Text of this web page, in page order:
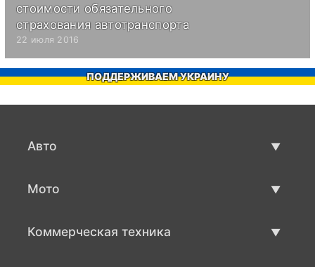
стоимости обязательного
страхования автотранспорта
22 июля 2016
ПОДДЕРЖИВАЕМ УКРАИНУ
Авто
Мото
Коммерческая техника